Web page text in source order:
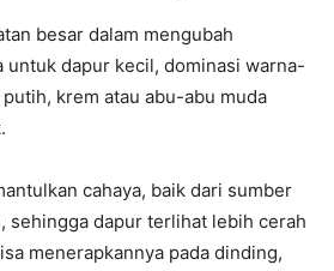
besar dalam mengubah
untuk dapur kecil, dominasi warna-
krem atau abu-abu muda
cahaya, baik dari sumber
sehingga dapur terlihat lebih cerah
menerapkannya pada dinding,